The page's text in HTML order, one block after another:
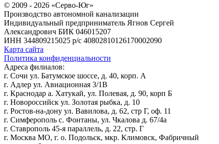
© 2009 - 2026 «Серво-Юг»
Производство автономной канализации
Индивидуальный предприниматель Ягнов Сергей
Александрович БИК 046015207
ИНН 344809215025 р/с 40802810126170002090
Карта сайта
Политика конфиденциальности
Адреса филиалов:
г. Сочи ул. Батумское шоссе, д. 40, корп. А
г. Адлер ул. Авиационная 3/1В
г. Краснодар а. Хатукай, ул. Полевая, д. 90, корп Б
г. Новороссийск ул. Золотая рыбка, д. 10
г. Ростов-на-дону ул. Вавилова, д. 62, стр Г, оф. 11
г. Симферополь с. Фонтаны, ул. Чкалова д. 67/4а
г. Ставрополь 45-я параллель, д. 22, стр. Г
г. Москва МО, г. о. Подольск, мкр. Климовск, Фабричный